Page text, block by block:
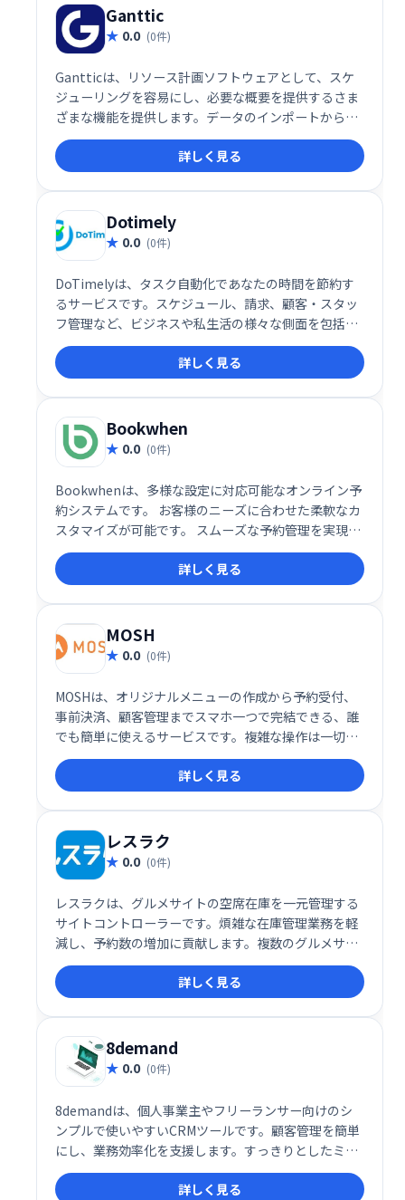
Ganttic
0.0 (0件)
Gantticは、リソース計画ソフトウェアとして、スケ
ジューリングを容易にし、必要な概要を提供するさま
ざまな機能を提供します。データのインポートから始
めて、すべてが非常に簡単になりました。ファズや頭
痛の種なしに、スプレッドシートからリソースとプロ
ジェクトを一括インポートできます。
詳しく見る
Dotimely
0.0 (0件)
DoTimelyは、タスク自動化であなたの時間を節約す
るサービスです。スケジュール、請求、顧客・スタッ
フ管理など、ビジネスや私生活の様々な側面を包括的
に支援します。定期的なアップデートで機能も改善し
続けます。無料でご利用いただけますので、ぜひ時間
を取り戻してください！
詳しく見る
Bookwhen
0.0 (0件)
Bookwhenは、多様な設定に対応可能なオンライン予
約システムです。 お客様のニーズに合わせた柔軟なカ
スタマイズが可能です。 スムーズな予約管理を実現
し、業務効率の向上に貢献します。
詳しく見る
MOSH
0.0 (0件)
MOSHは、オリジナルメニューの作成から予約受付、
事前決済、顧客管理までスマホ一つで完結できる、誰
でも簡単に使えるサービスです。複雑な操作は一切不
要。スムーズな顧客管理と効率的な運営を実現し、ビ
ジネスの成長をサポートします。
詳しく見る
レスラク
0.0 (0件)
レスラクは、グルメサイトの空席在庫を一元管理する
サイトコントローラーです。煩雑な在庫管理業務を軽
減し、予約数の増加に貢献します。複数のグルメサイ
トを連携し、効率的な運営を実現。予約管理の効率化
でお客様満足度向上と売上アップを目指せます。
詳しく見る
8demand
0.0 (0件)
8demandは、個人事業主やフリーランサー向けのシ
ンプルで使いやすいCRMツールです。顧客管理を簡単
にし、業務効率化を支援します。すっきりとしたミニ
マルなデザインで、あなたのビジネスをスムーズにサ
ポートします。
詳しく見る